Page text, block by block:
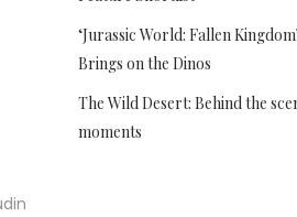
‘Jurassic World: Fallen
Brings on the Dinos
The Wild Desert: Behind the
moments